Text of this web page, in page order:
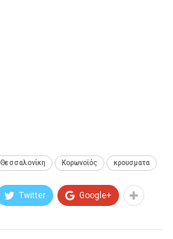
Θεσσαλονίκη Κορωνοϊός κρουσματα
Twitter Google+